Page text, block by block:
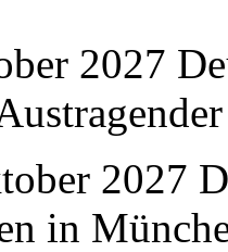
2027
2027
in